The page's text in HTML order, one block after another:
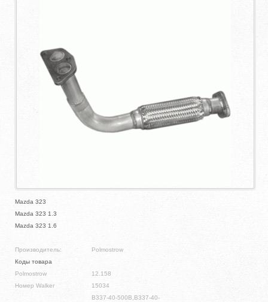
Mazda 323
Mazda 323 1.3
Mazda 323 1.6
Производитель:
Polmostrow
Коды товара
Polmostrow
12.158
Номер Walker
15034
B337-40-500B,B337-40-